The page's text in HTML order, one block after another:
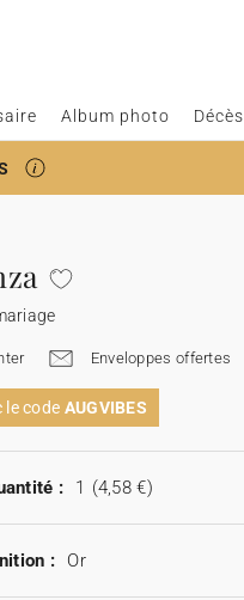
Album photo Décès
Enveloppes offertes
le code AUGVIBES
: 1 (4,58 €)
: Or